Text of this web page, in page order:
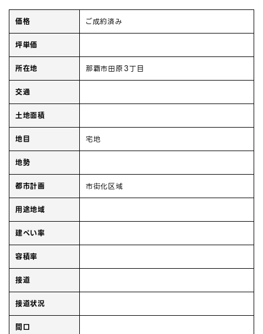
価格 ご成約済み
坪単価
所在地 那覇市田原３丁目
交通
土地面積
地目 宅地
地勢
都市計画 市街化区域
用途地域
建ぺい率
容積率
接道
接道状況
間口